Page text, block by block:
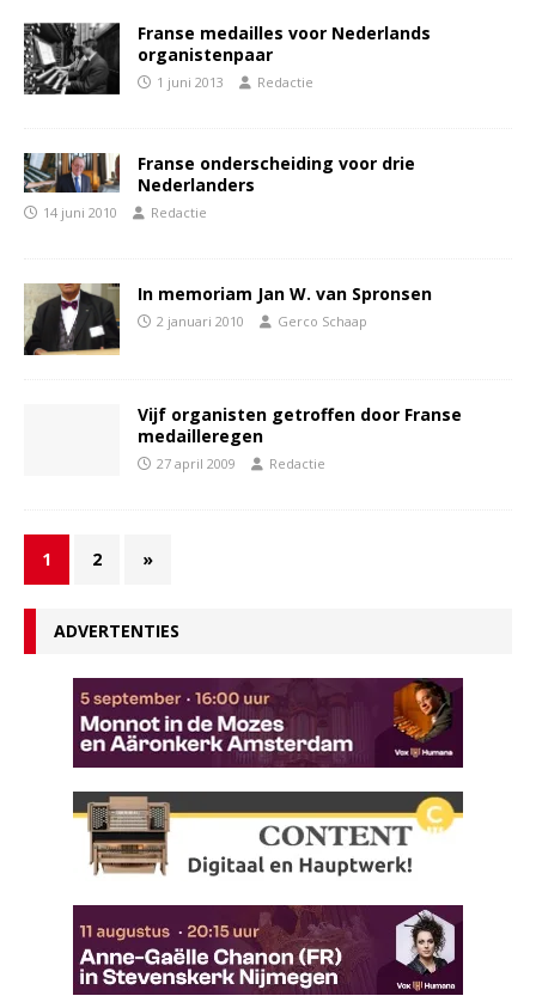
Franse medailles voor Nederlands
organistenpaar
1 juni 2013 Redactie
Franse onderscheiding voor drie
Nederlanders
14 juni 2010 Redactie
In memoriam Jan W. van Spronsen
2 januari 2010 Gerco Schaap
Vijf organisten getroffen door Franse
medailleregen
27 april 2009 Redactie
1 2 »
ADVERTENTIES